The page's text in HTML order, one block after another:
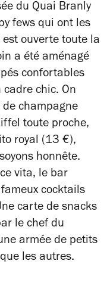
du Quai Branly
fews qui ont les
est ouverte toute la
a été aménagé
confortables
cadre chic. On
de champagne
toute proche,
royal (13 €),
honnête.
vita, le bar
cocktails
carte de snacks
le chef du
armée de petits
les autres.